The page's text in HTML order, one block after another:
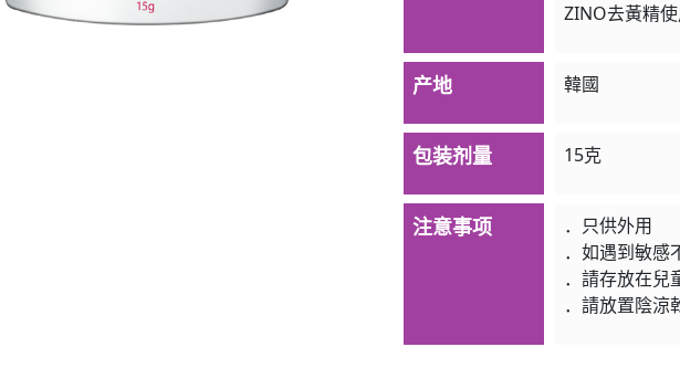
ZINO去黃精使
产地 韓國
包装剂量 15克
注意事项
．只供外用
．如遇到敏感
．請存放在兒
．請放置陰涼